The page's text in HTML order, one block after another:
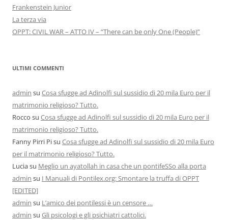
Frankenstein Junior
La terza via
OPPT: CIVIL WAR – ATTO IV – “There can be only One (People)”
ULTIMI COMMENTI
admin su Cosa sfugge ad Adinolfi sul sussidio di 20 mila Euro per il
matrimonio religioso? Tutto.
Rocco su Cosa sfugge ad Adinolfi sul sussidio di 20 mila Euro per il
matrimonio religioso? Tutto.
Fanny Pirri Pisu Cosa sfugge ad Adinolfi sul sussidio di 20 mila Euro
per il matrimonio religioso? Tutto.
Luciasu Meglio un ayatollah in casa che un pontifeSSo alla porta
admin su I Manuali di Pontilex.org: Smontare la truffa di OPPT
[EDITED]
admin su L’amico dei pontilessi è un censore …
admin su Gli psicologi e gli psichiatri cattolici.